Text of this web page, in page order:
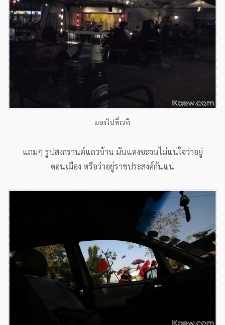
มองไปที่เวที
แถมๆ รูปสงกรานต์แถวบ้าน มันแดงซะจนไม่แน่ใจว่าอยู่
ดอนเมือง หรือว่าอยู่ราชประสงค์กันแน่